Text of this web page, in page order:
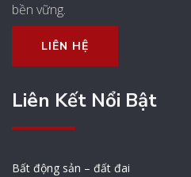
bền vững.
LIÊN HỆ
Liên Kết Nổi Bật
Bất động sản – đất đai